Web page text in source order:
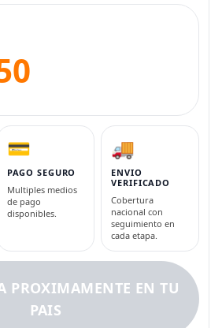
💳
PAGO SEGURO
Multiples medios
de pago
disponibles.
🚚
ENVIO
VERIFICADO
Cobertura
nacional con
seguimiento en
cada etapa.
PROXIMAMENTE EN TU
PAIS